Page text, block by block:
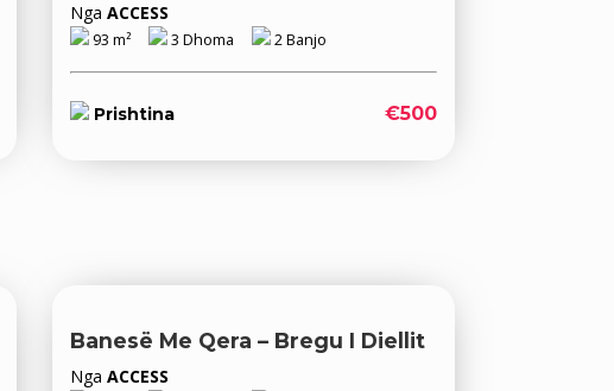
NgaACCESS
93 m² 3 Dhoma 2 Banjo
Prishtina €500
Banesë Me Qera – Bregu I Diellit
NgaACCESS